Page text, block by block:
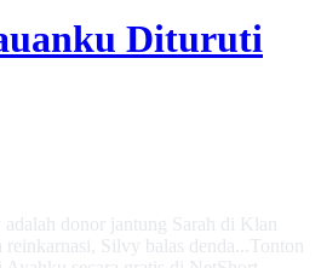
Dituruti
donor jantung Sarah di Klan
Silvy balas denda...Tonton